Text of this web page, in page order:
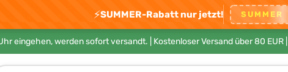
⚡SUMMER-Rabatt nur jetzt! SUMMER
eingehen, werden sofort versandt. | Kostenloser Versand über 80 EUR